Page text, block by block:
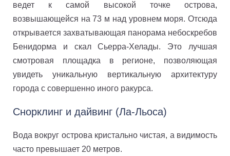
ведет к самой высокой точке острова,
возвышающейся на 73 м над уровнем моря. Отсюда
открывается захватывающая панорама небоскребов
Бенидорма и скал Сьерра-Хелады. Это лучшая
смотровая площадка в регионе, позволяющая
увидеть уникальную вертикальную архитектуру
города с совершенно иного ракурса.
Снорклинг и дайвинг (Ла-Льоса)
Вода вокруг острова кристально чистая, а видимость
часто превышает 20 метров.